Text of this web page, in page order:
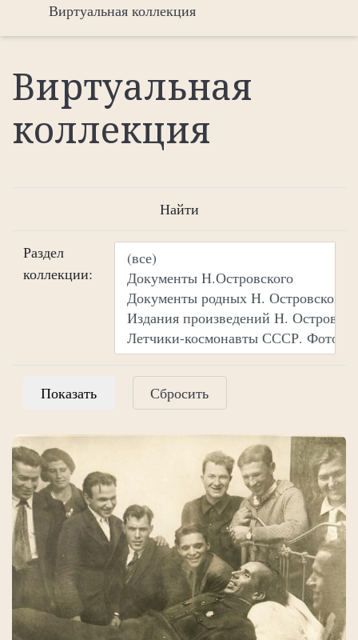
Виртуальная коллекция
Виртуальная
коллекция
Найти
Раздел
коллекции:
Сбросить